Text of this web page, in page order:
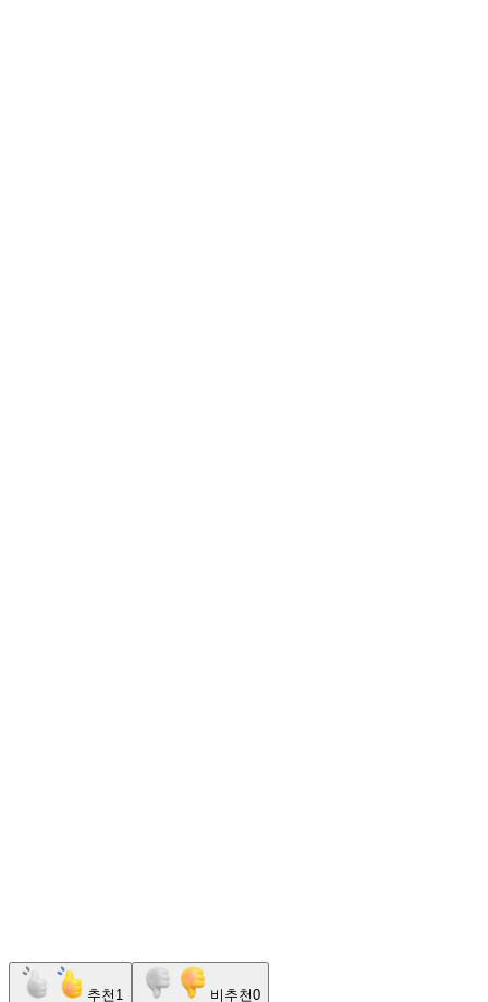
추천 1 비추천0